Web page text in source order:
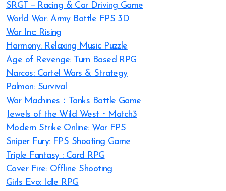
SRGT－Racing & Car Driving Game
World War: Army Battle FPS 3D
War Inc: Rising
Harmony: Relaxing Music Puzzle
Age of Revenge: Turn Based RPG
Narcos: Cartel Wars & Strategy
Palmon: Survival
War Machines：Tanks Battle Game
Jewels of the Wild West・Match3
Modern Strike Online: War FPS
Sniper Fury: FPS Shooting Game
Triple Fantasy : Card RPG
Cover Fire: Offline Shooting
Girls Evo: Idle RPG